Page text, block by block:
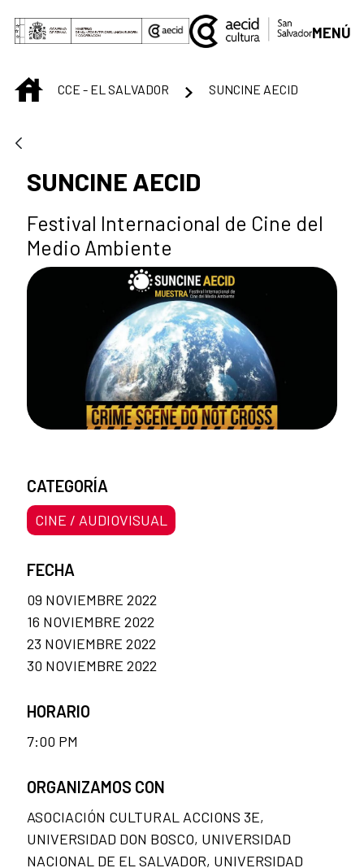
Saltar al contenido principal
MENÚ
INICIOCCE - EL SALVADOR SUNCINE AECID
SUNCINE AECID
Festival Internacional de Cine del
Medio Ambiente
CATEGORÍA
CINE / AUDIOVISUAL
FECHA
09 NOVIEMBRE 2022
16 NOVIEMBRE 2022
23 NOVIEMBRE 2022
30 NOVIEMBRE 2022
HORARIO
7:00 PM
ORGANIZAMOS CON
ASOCIACIÓN CULTURAL ACCIONS 3E,
UNIVERSIDAD DON BOSCO, UNIVERSIDAD
NACIONAL DE EL SALVADOR, UNIVERSIDAD